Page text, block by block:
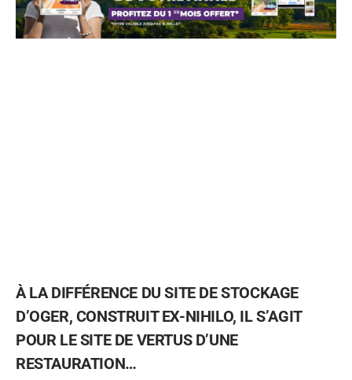
À LA DIFFÉRENCE DU SITE DE STOCKAGE
D’OGER, CONSTRUIT EX-NIHILO, IL S’AGIT
POUR LE SITE DE VERTUS D’UNE
RESTAURATION…